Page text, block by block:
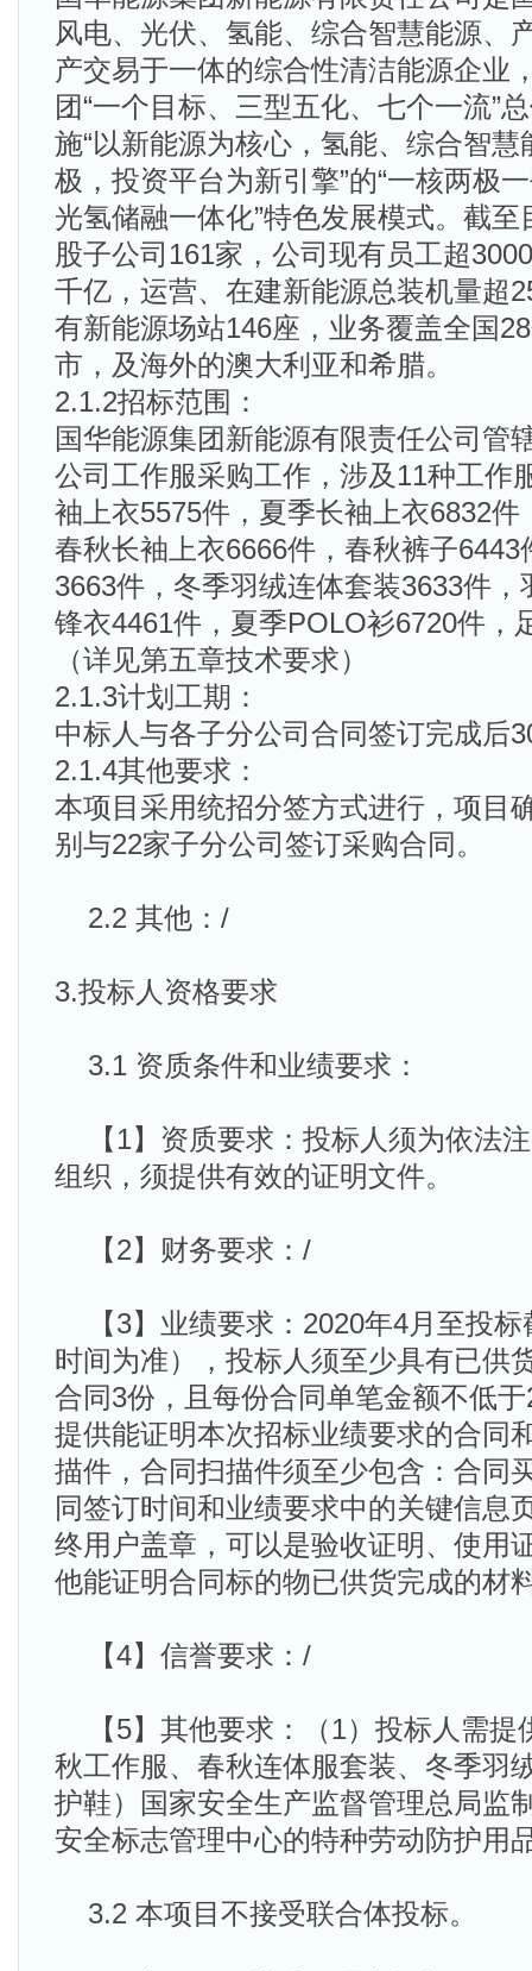
风电、光伏、氢能、综合智慧能源、
产交易于一体的综合性清洁能源企业
团“一个目标、三型五化、七个一流”
施“以新能源为核心，氢能、综合智
极，投资平台为新引擎”的“一核两极
光氢储融一体化”特色发展模式。截
股子公司161家，公司现有员工超
千亿，运营、在建新能源总装机量超
有新能源场站146座，业务覆盖全国
市，及海外的澳大利亚和希腊。
2.1.2招标范围：
国华能源集团新能源有限责任公司管
公司工作服采购工作，涉及11种工作
袖上衣5575件，夏季长袖上衣6832件
春秋长袖上衣6666件，春秋裤子
3663件，冬季羽绒连体套装3633件
锋衣4461件，夏季POLO衫6720件，
（详见第五章技术要求）
2.1.3计划工期：
中标人与各子分公司合同签订完成后
2.1.4其他要求：
本项目采用统招分签方式进行，项目
别与22家子分公司签订采购合同。
2.2 其他：/
3.投标人资格要求
3.1 资质条件和业绩要求：
【1】资质要求：投标人须为依法
组织，须提供有效的证明文件。
【2】财务要求：/
【3】业绩要求：2020年4月至投标
时间为准），投标人须至少具有已供
合同3份，且每份合同单笔金额不低
提供能证明本次招标业绩要求的合同
描件，合同扫描件须至少包含：合同
同签订时间和业绩要求中的关键信息
终用户盖章，可以是验收证明、使用
他能证明合同标的物已供货完成的材
【4】信誉要求：/
【5】其他要求：（1）投标人需提
秋工作服、春秋连体服套装、冬季羽
护鞋）国家安全生产监督管理总局监
安全标志管理中心的特种劳动防护用
3.2 本项目不接受联合体投标。